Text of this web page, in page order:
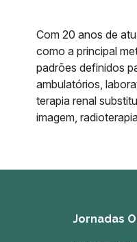
Com 20 anos de
como a principal
padrões definidos
ambulatórios,
terapia renal
imagem,
Jornadas